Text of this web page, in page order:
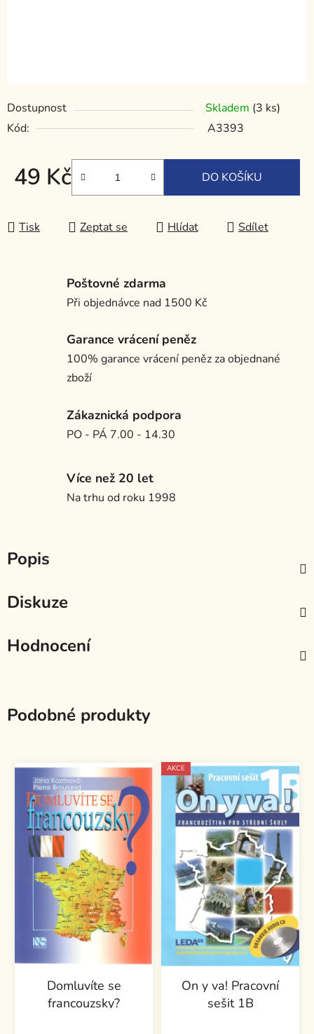
Dostupnost Skladem (3 ks)
Kód:
A3393
49 Kč
Měrná cena:
DO KOŠÍKU
Tisk Zeptat se Hlídat Sdílet
Poštovné zdarma
Při objednávce nad 1500 Kč
Garance vrácení peněz
100% garance vrácení peněz za objednané
zboží
Zákaznická podpora
PO - PÁ 7.00 - 14.30
Více než 20 let
Na trhu od roku 1998
Popis
Diskuze
Hodnocení
Podobné produkty
Domluvíte se
francouzsky?
AKCE
On y va! Pracovní
sešit 1B